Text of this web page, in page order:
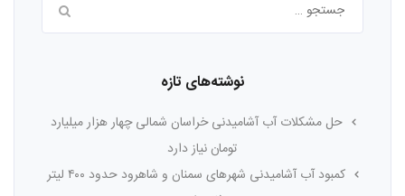
برای:
نوشته‌های تازه
حل مشکلات آب آشامیدنی خراسان شمالی چهار هزار میلیارد
تومان نیاز دارد
کمبود آب آشامیدنی شهرهای سمنان و شاهرود حدود ۴۰۰ لیتر